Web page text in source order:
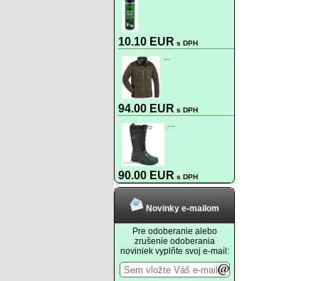
10.10 EUR s DPH
94.00 EUR s DPH
90.00 EUR s DPH
Novinky e-mailom
Pre odoberanie alebo
zrušenie odoberania
noviniek vyplňte svoj e-mail: